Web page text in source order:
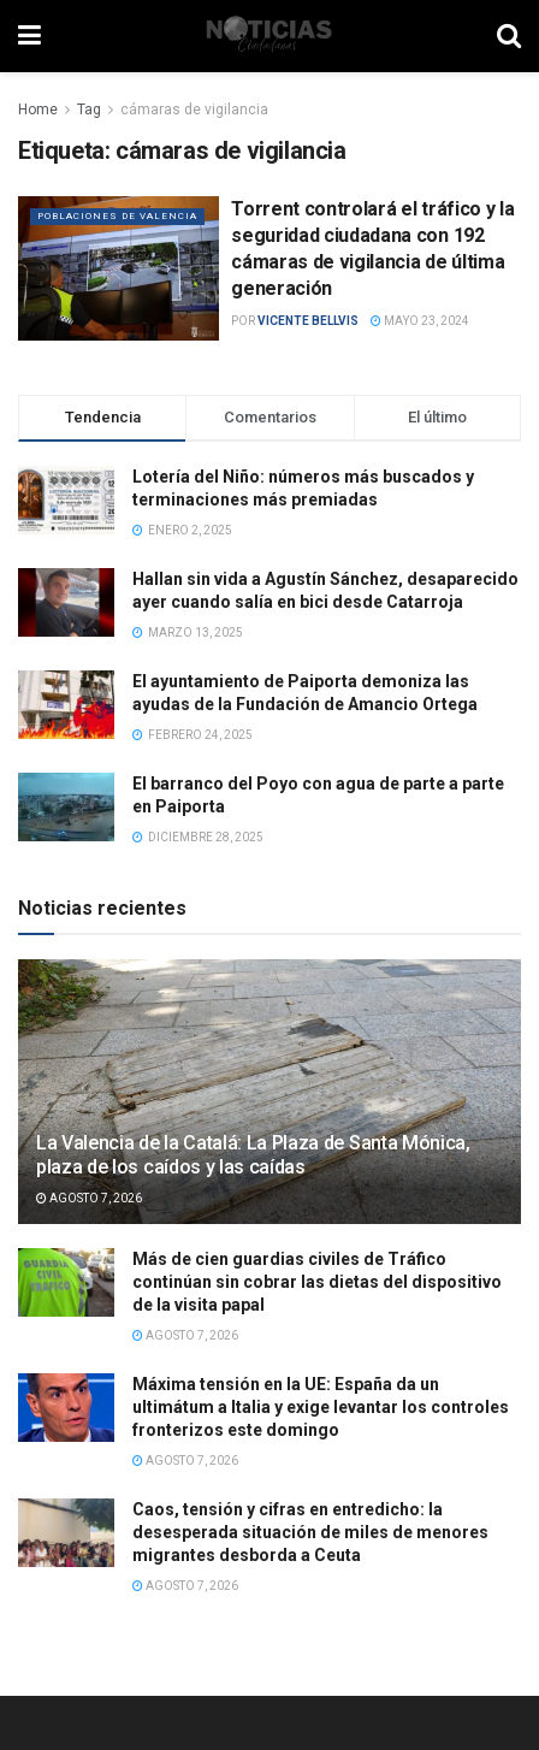
Home Tag cámaras de vigilancia
Etiqueta: cámaras de vigilancia
POBLACIONES DE VALENCIA
Torrent controlará el tráfico y la
seguridad ciudadana con 192
cámaras de vigilancia de última
generación
PORVICENTE BELLVIS MAYO 23, 2024
Tendencia Comentarios El último
Lotería del Niño: números más buscados y
terminaciones más premiadas
ENERO 2, 2025
Hallan sin vida a Agustín Sánchez, desaparecido
ayer cuando salía en bici desde Catarroja
MARZO 13, 2025
El ayuntamiento de Paiporta demoniza las
ayudas de la Fundación de Amancio Ortega
FEBRERO 24, 2025
El barranco del Poyo con agua de parte a parte
en Paiporta
DICIEMBRE 28, 2025
Noticias recientes
La Valencia de la Catalá: La Plaza de Santa Mónica,
plaza de los caídos y las caídas
AGOSTO 7, 2026
Más de cien guardias civiles de Tráfico
continúan sin cobrar las dietas del dispositivo
de la visita papal
AGOSTO 7, 2026
Máxima tensión en la UE: España da un
ultimátum a Italia y exige levantar los controles
fronterizos este domingo
AGOSTO 7, 2026
Caos, tensión y cifras en entredicho: la
desesperada situación de miles de menores
migrantes desborda a Ceuta
AGOSTO 7, 2026